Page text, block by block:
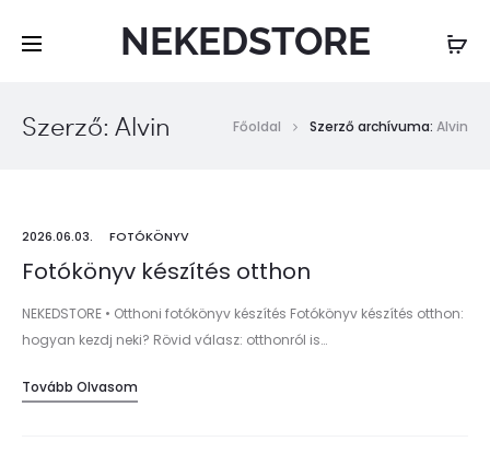
NEKEDSTORE
Szerző: Alvin Főoldal Szerző archívuma: Alvin
2026.06.03. FOTÓKÖNYV
Fotókönyv készítés otthon
NEKEDSTORE • Otthoni fotókönyv készítés Fotókönyv készítés otthon:
hogyan kezdj neki? Rövid válasz: otthonról is…
Tovább Olvasom